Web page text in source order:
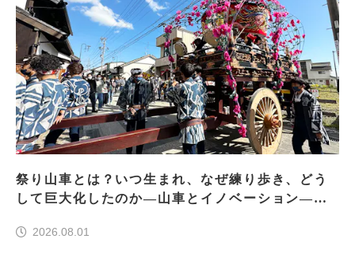
祭り山車とは？いつ生まれ、なぜ練り歩き、どう
して巨大化したのか―山車とイノベーション―＜
2026.08.01